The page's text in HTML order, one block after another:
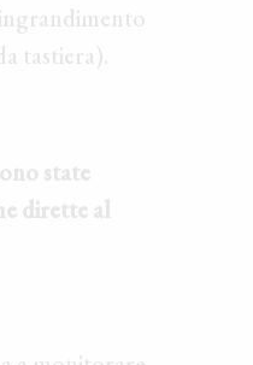
tastiera).
state
dirette al